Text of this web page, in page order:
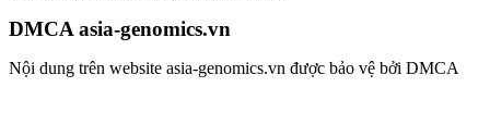
DMCA asia-genomics.vn
Nội dung trên website asia-genomics.vn được bảo vệ bởi DMCA